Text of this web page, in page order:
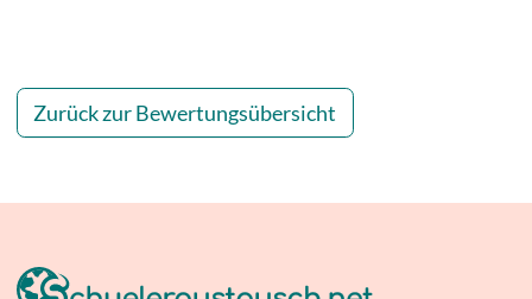
Zurück zur Bewertungsübersicht